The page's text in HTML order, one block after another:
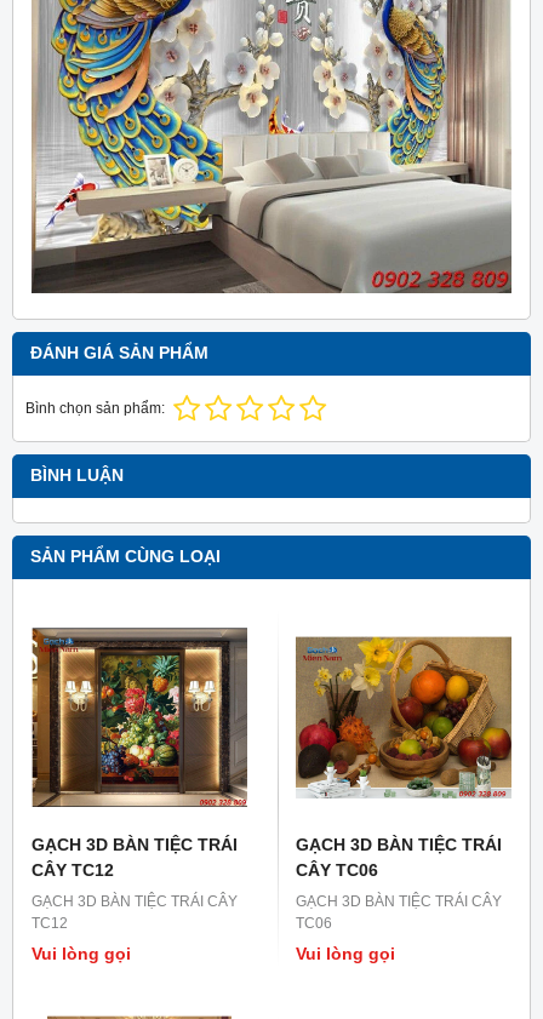
ĐÁNH GIÁ SẢN PHẨM
Bình chọn sản phẩm:
BÌNH LUẬN
SẢN PHẨM CÙNG LOẠI
GẠCH 3D BÀN TIỆC TRÁI
CÂY TC12
GẠCH 3D BÀN TIỆC TRÁI CÂY
TC12
Vui lòng gọi
GẠCH 3D BÀN TIỆC TRÁI
CÂY TC06
GẠCH 3D BÀN TIỆC TRÁI CÂY
TC06
Vui lòng gọi